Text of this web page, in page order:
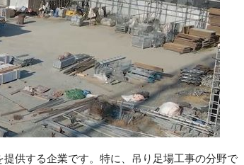
供する企業です。特に、吊り足場工事の分野で